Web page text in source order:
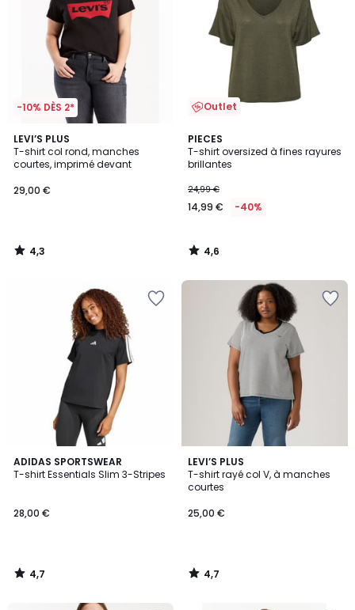
-10% DÈS 2*
LEVI’S PLUS
T-shirt col rond, manches
courtes, imprimé devant
29,00 €
4,3
/ 5
4,3
/
Outlet
PIECES
T-shirt oversized à fines rayures
brillantes
24,99 €
14,99 € -40%
4,6
/ 5
4,6
/
ADIDAS SPORTSWEAR
T-shirt Essentials Slim 3-Stripes
28,00 €
4,7
/ 5
4,7
/
LEVI’S PLUS
T-shirt rayé col V, à manches
courtes
25,00 €
4,7
/ 5
4,7
/